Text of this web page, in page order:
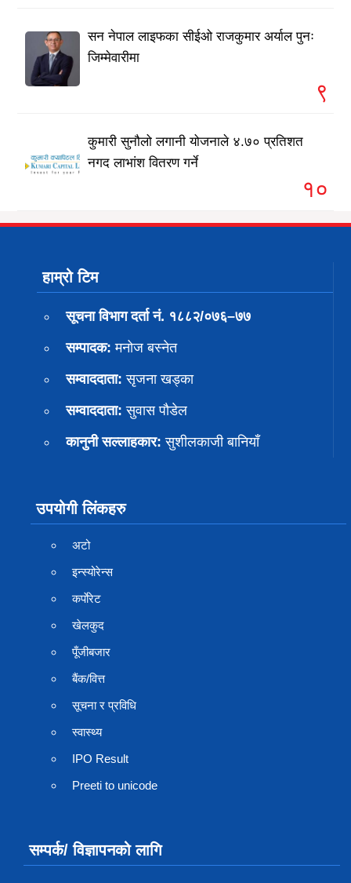
सन नेपाल लाइफका सीईओ राजकुमार अर्याल पुनः
जिम्मेवारीमा
९
कुमारी सुनौलो लगानी योजनाले ४.७० प्रतिशत
नगद लाभांश वितरण गर्ने
१०
हाम्रो टिम
सूचना विभाग दर्ता नं. १८८२/०७६–७७
सम्पादक: मनोज बस्नेत
सम्वाददाता: सृजना खड्का
सम्वाददाता: सुवास पाैडेल
कानुनी सल्लाहकार: सुशीलकाजी बानियाँ
उपयोगी लिंकहरु
अटो
इन्स्योरेन्स
कर्पाेरेट
खेलकुद
पूँजीबजार
बैंक/वित्त
सूचना र प्रविधि
स्वास्थ्य
IPO Result
Preeti to unicode
सम्पर्क/ विज्ञापनको लागि